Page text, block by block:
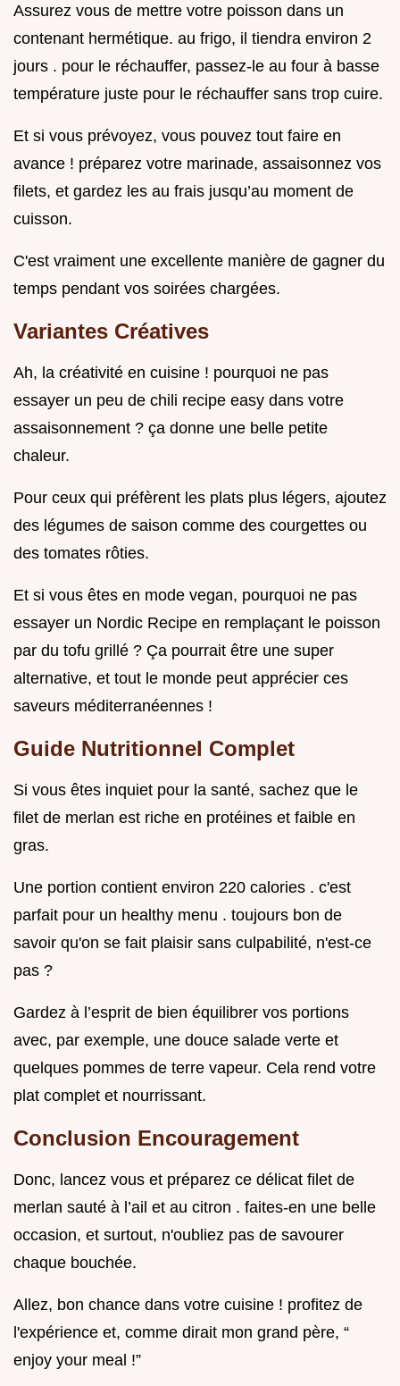
Assurez vous de mettre votre poisson dans un
contenant hermétique. au frigo, il tiendra environ 2
jours . pour le réchauffer, passez-le au four à basse
température juste pour le réchauffer sans trop cuire.
Et si vous prévoyez, vous pouvez tout faire en
avance ! préparez votre marinade, assaisonnez vos
filets, et gardez les au frais jusqu’au moment de
cuisson.
C'est vraiment une excellente manière de gagner du
temps pendant vos soirées chargées.
Variantes Créatives
Ah, la créativité en cuisine ! pourquoi ne pas
essayer un peu de chili recipe easy dans votre
assaisonnement ? ça donne une belle petite
chaleur.
Pour ceux qui préfèrent les plats plus légers, ajoutez
des légumes de saison comme des courgettes ou
des tomates rôties.
Et si vous êtes en mode vegan, pourquoi ne pas
essayer un Nordic Recipe en remplaçant le poisson
par du tofu grillé ? Ça pourrait être une super
alternative, et tout le monde peut apprécier ces
saveurs méditerranéennes !
Guide Nutritionnel Complet
Si vous êtes inquiet pour la santé, sachez que le
filet de merlan est riche en protéines et faible en
gras.
Une portion contient environ 220 calories . c'est
parfait pour un healthy menu . toujours bon de
savoir qu'on se fait plaisir sans culpabilité, n'est-ce
pas ?
Gardez à l’esprit de bien équilibrer vos portions
avec, par exemple, une douce salade verte et
quelques pommes de terre vapeur. Cela rend votre
plat complet et nourrissant.
Conclusion Encouragement
Donc, lancez vous et préparez ce délicat filet de
merlan sauté à l’ail et au citron . faites-en une belle
occasion, et surtout, n'oubliez pas de savourer
chaque bouchée.
Allez, bon chance dans votre cuisine ! profitez de
l'expérience et, comme dirait mon grand père, “
enjoy your meal !”